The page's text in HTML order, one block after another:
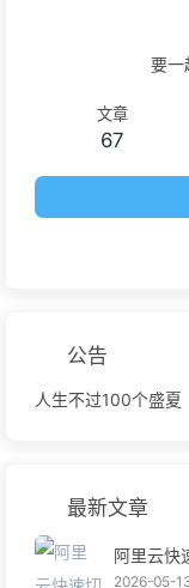
要一
文章
67
公告
人生不过100个盛夏
最新文章
阿里云快
2026-05-